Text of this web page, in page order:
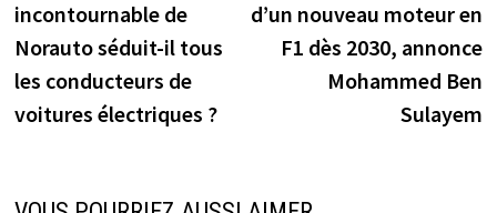
l’article
incontournable de
Norauto séduit-il tous
les conducteurs de
voitures électriques ?
d’un nouveau moteur en
F1 dès 2030, annonce
Mohammed Ben
Sulayem